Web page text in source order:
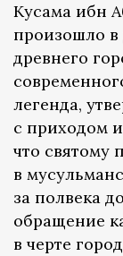
Кусама ибн
произошло в
древнего
легенда,
с приходом
что святому
в
за полвека
обращение
в черте